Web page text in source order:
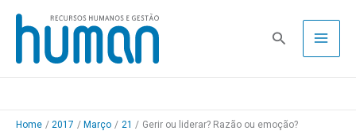
Skip
content
Pesquisa
Home 2017 Março 21 Gerir ou liderar? Razão ou emoção?